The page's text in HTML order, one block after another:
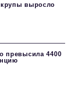
выросло
превысила 4400